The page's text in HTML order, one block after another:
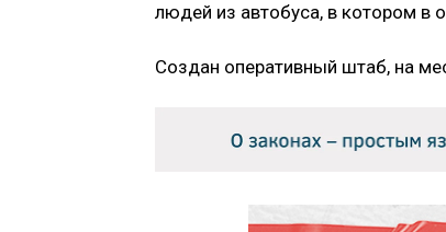
людей из автобуса, в котором в
Создан оперативный штаб, на